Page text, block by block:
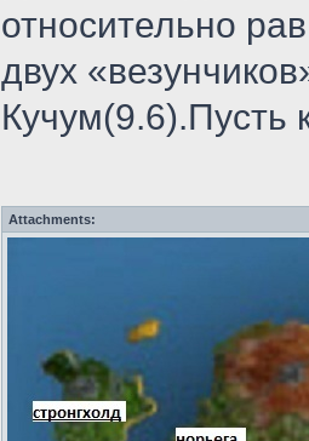
относительно
двух
Кучум(9.6).Пусть
Attachments: